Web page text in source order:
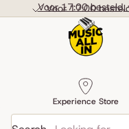
Voor 17:00
Voor 17:00 besteld,
Experience Store